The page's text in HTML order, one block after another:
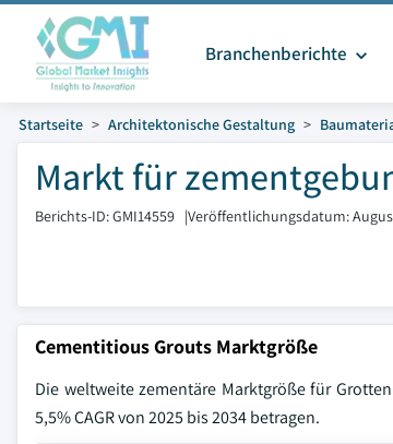
Branchenberichte
Startseite Architektonische Gestaltung
Markt für
Berichts-ID: GMI14559 |Veröffentlichungsdatum:
Cementitious Grouts Marktgröße
Die weltweite zementäre Marktgröße für
5,5% CAGR von 2025 bis 2034 betragen.